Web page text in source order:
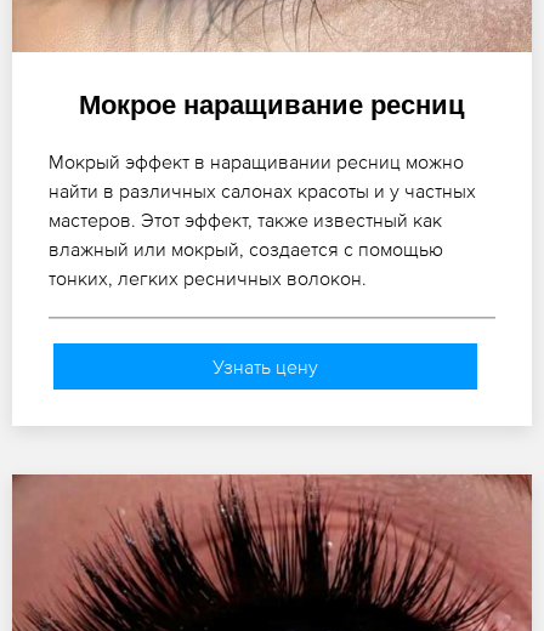
Мокрое наращивание ресниц
Мокрый эффект в наращивании ресниц можно
найти в различных салонах красоты и у частных
мастеров. Этот эффект, также известный как
влажный или мокрый, создается с помощью
тонких, легких ресничных волокон.
Узнать цену